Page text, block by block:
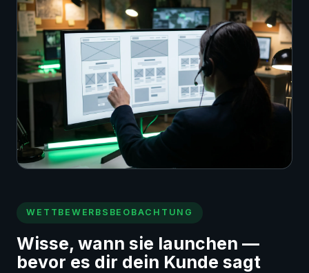
WETTBEWERBSBEOBACHTUNG
Wisse, wann sie launchen —
bevor es dir dein Kunde sagt